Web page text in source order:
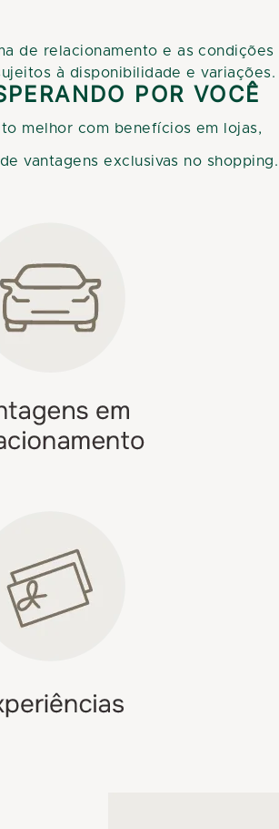
de relacionamento e as
à disponibilidade e variações.
POR VOCÊ
melhor com benefícios em lojas,
vantagens exclusivas no shopping.